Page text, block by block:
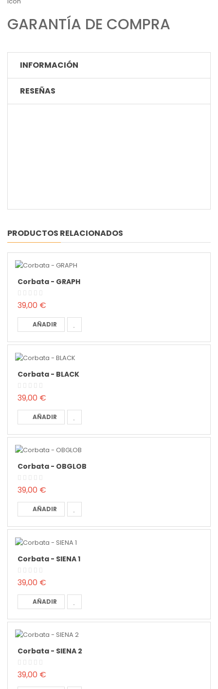
GARANTÍA DE COMPRA
INFORMACIÓN
RESEÑAS
PRODUCTOS RELACIONADOS
Corbata - GRAPH
39,00 €
AÑADIR
Corbata - BLACK
39,00 €
AÑADIR
Corbata - OBGLOB
39,00 €
AÑADIR
Corbata - SIENA 1
39,00 €
AÑADIR
Corbata - SIENA 2
39,00 €